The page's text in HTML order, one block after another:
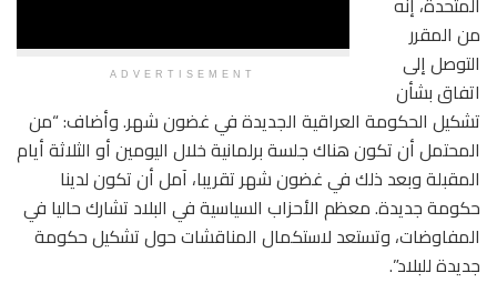
ADVERTISEMENT
من المقرر
التوصل إلى
اتفاق بشأن
تشكيل الحكومة العراقية الجديدة في غضون شهر. وأضاف: “من
المحتمل أن تكون هناك جلسة برلمانية خلال اليومين أو الثلاثة أيام
المقبلة وبعد ذلك في غضون شهر تقريبا، آمل أن تكون لدينا
حكومة جديدة. معظم الأحزاب السياسية في البلاد تشارك حاليا في
المفاوضات، وتستعد لاستكمال المناقشات حول تشكيل حكومة
جديدة للبلاد”.